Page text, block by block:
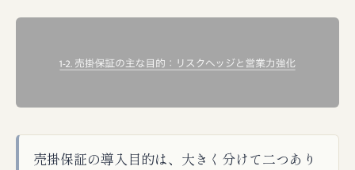
売掛保証の導入目的は、大きく分けて二つあり